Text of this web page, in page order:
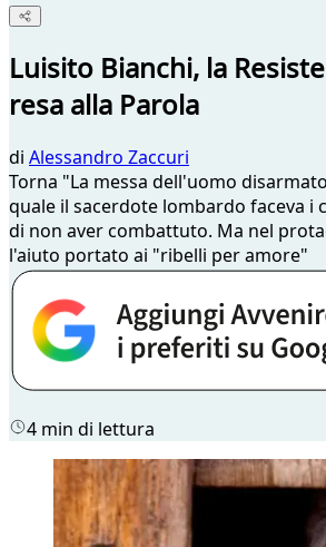
Luisito Bianchi, la
resa alla Parola
di Alessandro Zaccuri
Torna "La messa dell'uomo
quale il sacerdote lombardo faceva i
di non aver combattuto. Ma nel
l'aiuto portato ai "ribelli per amore"
4 min di lettura